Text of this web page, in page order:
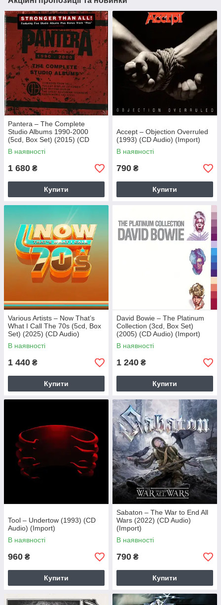
Pantera – The Complete
Studio Albums 1990-2000
(5cd, Box Set) (2015) (CD
Audio) (Import)
В наявності
1 680 ₴
Купити
Accept – Objection Overruled
(1993) (CD Audio) (Import)
В наявності
790 ₴
Купити
Various Artists – Now That’s
What I Call The 70s (5cd, Box
Set) (2025) (CD Audio)
(Import)
В наявності
1 440 ₴
Купити
David Bowie – The Platinum
Collection (3cd, Box Set)
(2005) (CD Audio) (Import)
В наявності
1 240 ₴
Купити
Tool – Undertow (1993) (CD
Audio) (Import)
В наявності
960 ₴
Купити
Sabaton – The War to End All
Wars (2022) (CD Audio)
(Import)
В наявності
790 ₴
Купити